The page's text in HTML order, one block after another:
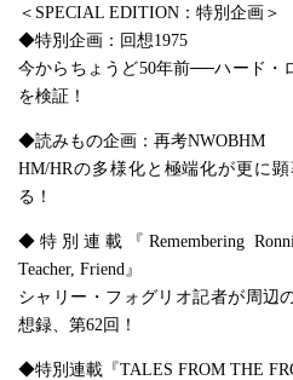
＜SPECIAL EDITION：特別企画＞
◆特別企画：回想1975
今からちょうど50年前──ハード・
を検証！
◆読みもの企画：再考NWOBHM
HM/HRの多様化と極端化が更に
る！
◆特別連載『Remembering
Teacher, Friend』
シャリー・フォグリオ記者が周辺
想録、第62回！
◆特別連載『TALES FROM THE